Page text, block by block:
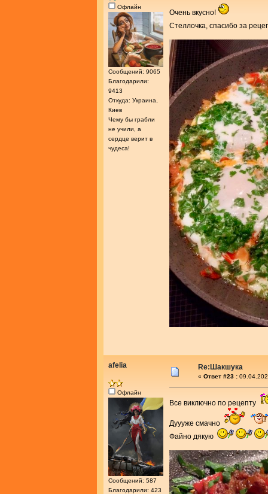
Офлайн
Сообщений: 9065
Благодарили:
9413
Откуда: Украина,
Киев
Чему бы грабли
не учили, а
сердце верит в
чудеса!
Очень вкусно!
Стеллочка, спасибо за
afelia
Офлайн
Сообщений: 587
Благодарили: 423
Re:Шакшука
« Ответ #23 :
Все виключно по рецепту
Дуууже смачно
Файно дякую